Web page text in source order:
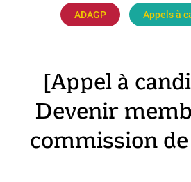
ADAGP Appels à
[Appel à
Devenir
commission de